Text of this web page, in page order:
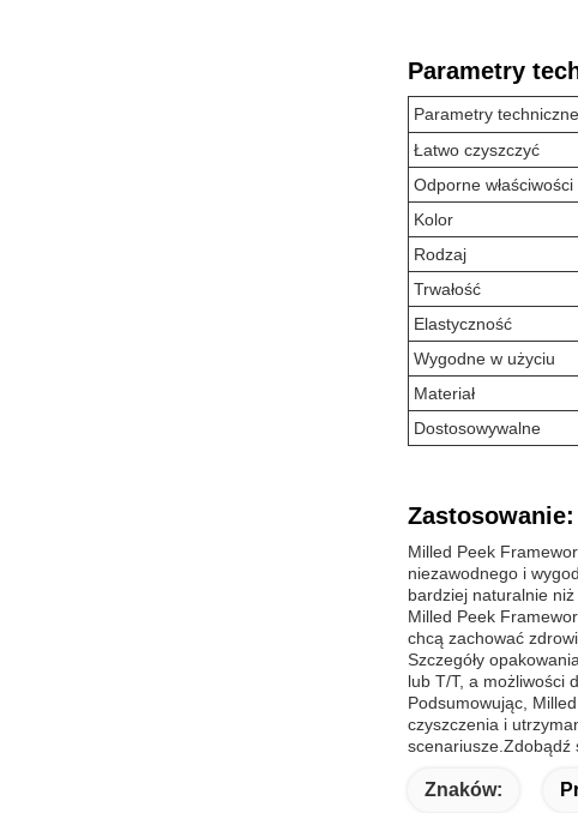
Parametry
Parametry techniczne
Łatwo czyszczyć
Odporne właściwości
Kolor
Rodzaj
Trwałość
Elastyczność
Wygodne w użyciu
Materiał
Dostosowywalne
Zastosowanie:
Milled Peek
niezawodnego i
bardziej naturalnie
Milled Peek
chcą zachować
Szczegóły
lub T/T, a możliwości
Podsumowując,
czyszczenia i
scenariusze.Zdobądź
Znaków: